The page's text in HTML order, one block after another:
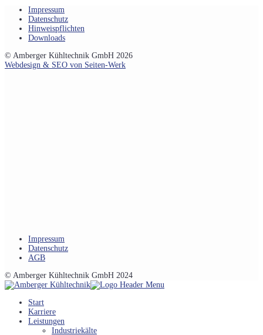
Impressum
Datenschutz
Hinweispflichten
Downloads
© Amberger Kühltechnik GmbH 2026
Webdesign & SEO von Seiten-Werk
Impressum
Datenschutz
AGB
© Amberger Kühltechnik GmbH 2024
Start
Karriere
Leistungen
Industriekälte